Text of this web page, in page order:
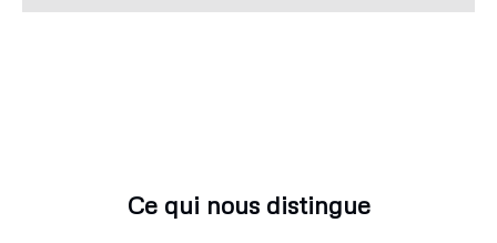
Ce qui nous distingue